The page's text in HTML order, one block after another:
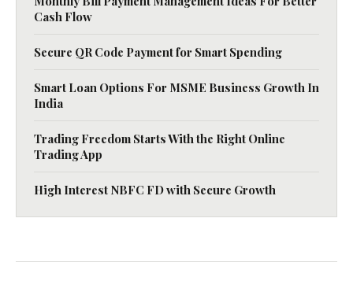
Cash Flow
Secure QR Code Payment for Smart Spending
Smart Loan Options For MSME Business Growth In
India
Trading Freedom Starts With the Right Online
Trading App
High Interest NBFC FD with Secure Growth